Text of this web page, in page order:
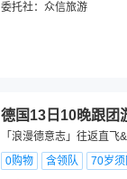
委托社： 众信旅游
德国13日10晚跟团
「浪漫德意志」往返直
0购物
含领队
70岁